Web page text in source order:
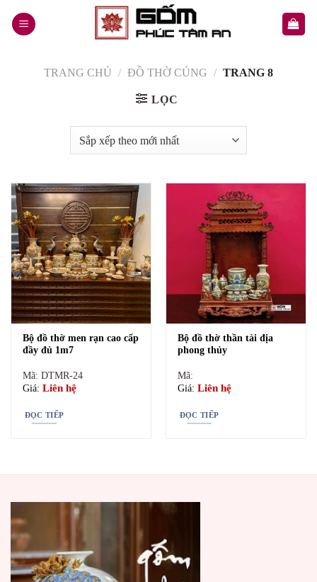
TRANG CHỦ / ĐỒ THỜ CÚNG / TRANG 8
LỌC
Bộ đồ thờ men rạn cao cấp
đầy đủ 1m7
Mã: DTMR-24
Giá:Liên hệ
ĐỌC TIẾP
Bộ đồ thờ thần tài địa
phong thủy
Mã:
Giá:Liên hệ
ĐỌC TIẾP